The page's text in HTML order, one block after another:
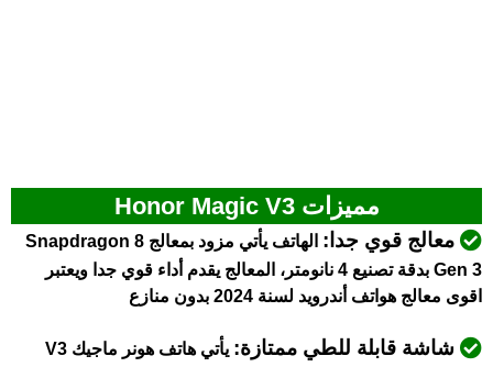
مميزات Honor Magic V3
معالج قوي جدا:
الهاتف يأتي مزود بمعالج Snapdragon 8
Gen 3 بدقة تصنيع 4 نانومتر، المعالج يقدم أداء قوي جدا ويعتبر
اقوى معالج هواتف أندرويد لسنة 2024 بدون منازع
شاشة قابلة للطي ممتازة:
يأتي هاتف هونر ماجيك V3